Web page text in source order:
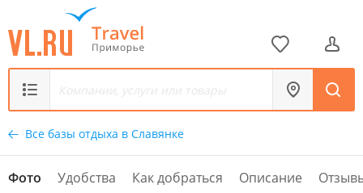
Все базы отдыха в Славянке
Фото Удобства Как добраться Описание